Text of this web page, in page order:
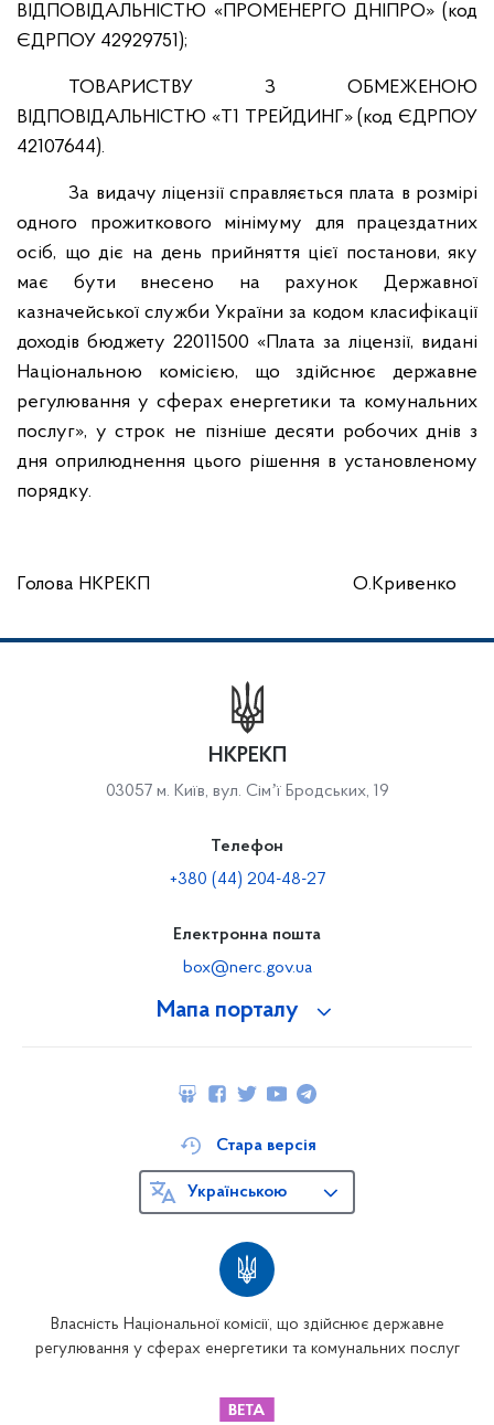
ВІДПОВІДАЛЬНІСТЮ «ПРОМЕНЕРГО ДНІПРО» (код
ЄДРПОУ 42929751);
ТОВАРИСТВУ З ОБМЕЖЕНОЮ
ВІДПОВІДАЛЬНІСТЮ «Т1 ТРЕЙДИНГ» (код ЄДРПОУ
42107644).
За видачу ліцензії справляється плата в розмірі
одного прожиткового мінімуму для працездатних
осіб, що діє на день прийняття цієї постанови, яку
має бути внесено на рахунок Державної
казначейської служби України за кодом класифікації
доходів бюджету 22011500 «Плата за ліцензії, видані
Національною комісією, що здійснює державне
регулювання у сферах енергетики та комунальних
послуг», у строк не пізніше десяти робочих днів з
дня оприлюднення цього рішення в установленому
порядку.
Голова НКРЕКП О.Кривенко
Мапа порталу
НКРЕКП
03057 м. Київ, вул. Сімʼї Бродських, 19
Телефон
+380 (44) 204-48-27
Електронна пошта
box@nerc.gov.ua
Власність Національної комісії, що здійснює державне
регулювання у сферах енергетики та комунальних послуг
Стара версія
Українською